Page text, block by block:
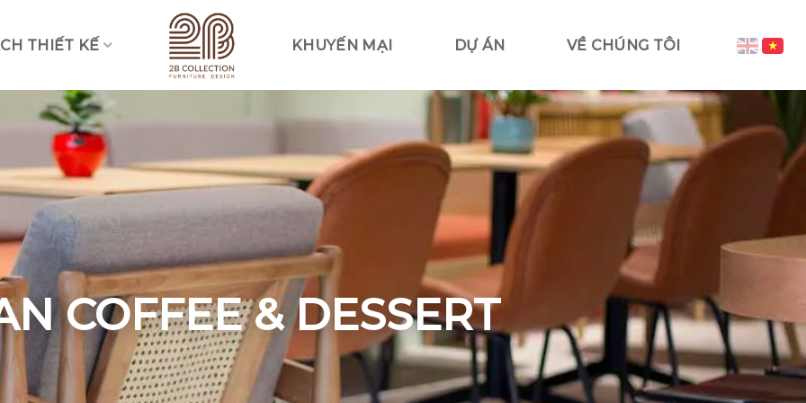
THIẾT KẾ KHUYẾN MẠI DỰ ÁN VỀ CHÚNG TÔI
COFFEE & DESSERT
Vui lòng lựa chọn hình thức liên lạc phù hợp với quý khách
Nhắn tin qua Messenger
Nhắn tin qua Whatsap